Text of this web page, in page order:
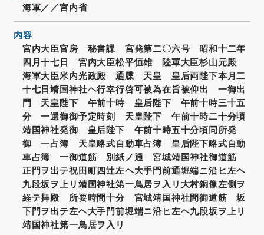
海軍／／宮内省
内容
宮内大臣官房 秘書課 宮発第二〇六号 昭和十二年
四月十七日 宮内大臣松平恒雄 陸軍大臣杉山元殿
海軍大臣米内光政殿 通牒 天皇 皇后両陛下本月二
十七日靖国神社ヘ行幸行啓可被為在旨被仰出 一御出
門 天皇陛下 午前十時 皇后陛下 午前十時三十五
分 一還御御予定時刻 天皇陛下 午前十時二十分頃
靖国神社発御 皇后陛下 午前十時五十分頃同所発
御 一占簿 天皇略式自動車占簿 皇后陛下略式自動
車占簿 一御道筋 別紙ノ通 宮城靖国神社御道筋
正門ヲ出テ祝田町四辻左ヘ大手門前通堀端ニ沿ヒ左ヘ
九段坂ヲ上リ靖国神社第一鳥居ヲ入リ大村銅像左側ヲ
経テ拝殿 所要時間十分 宮城靖国神社間御道筋 坂
下門ヲ出テ左ヘ大手門前堀端ニ沿ヒ左ヘ九段坂ヲ上リ
靖国神社第一鳥居ヲ入リ